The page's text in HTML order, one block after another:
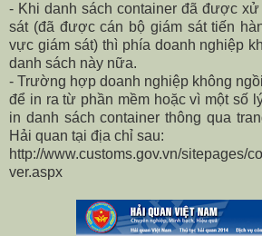
- Khi danh sách container đã được
sát (đã được cán bộ giám sát tiến
vực giám sát) thì phía doanh nghiệp
danh sách này nữa.
- Trường hợp doanh nghiệp không
để in ra từ phần mềm hoặc vì một số
in danh sách container thông qua
Hải quan tại địa chỉ sau:
http://www.customs.gov.vn/sitepages/
ver.aspx